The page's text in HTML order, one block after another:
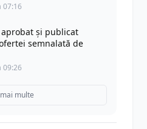
07:16
și publicat
semnalată de
09:26
multe